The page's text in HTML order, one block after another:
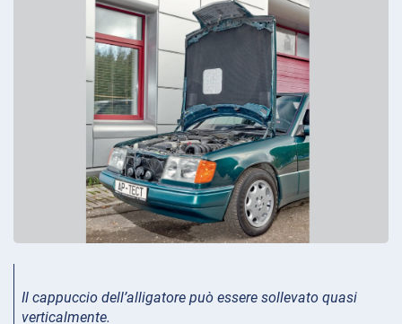
Il cappuccio dell’alligatore può essere sollevato quasi
verticalmente.